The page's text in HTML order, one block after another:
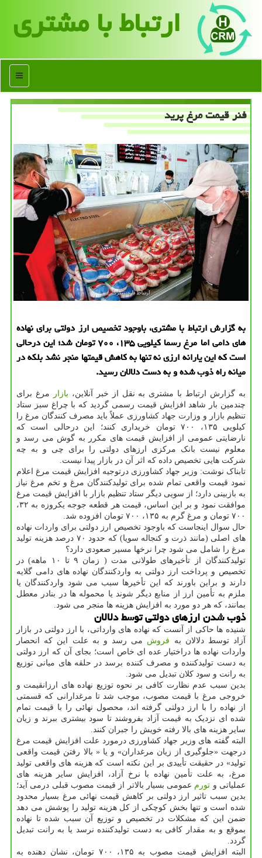
ارتباط با مشتری
منو
فنر قیمت مرغ پرید
به گزارش ارتباط با مشتری، باوجود تخصیص ارز دولتی برای نهاده
های دامی اما مرغ رسما کیلویی ۱۳۵، ۷۰۰ تومان شد؛ این درحالی
است که این یارانه ارزی نه تنها به کاهش قیمتها منجر نشد بلکه در
میانه راه ذوب شده و به دست دلالان رسید.
به گزارش ارتباط با مشتری به نقل از خبر آنلاین، بازار
مرغ برای
چندمین بار شاهد افزایش قیمت رسمی گردید که با چراغ سبز ستاد
تنظیم بازار و وزارت جهاد کشاورزی عملاً باید مصرف کنندگان مرغ را
کیلویی ۱۳۵، ۷۰۰ تومان خریداری کنند؛ این درحالی است که
نارضایتی عمومی از افزایش قیمت های مکرر به گوش می رسد و
معلوم نیست بانک مرکزی ارزهای دولتی را برای چی و به چه
شرکت هایی تخصیص داده که اثر آن در بازار پیدا نیست.
تابناک نوشت: وزیر جهاد کشاورزی درتوجیه افزایش قیمت مرغ اعلام
نمود قیمت واقعی تمام شده برای تولیدکنندگان مرغ و تخم مرغ نیاز
به بازبینی دارد؛ از سویی دیگر ستاد تنظیم بازار با افزایش قیمت مرغ
موافقت نمود و بر این اساس، قیمت هر قطعه جوجه یکروزه به ۳۲،
۷۰۰ تومان و مرغ گرم به ۱۳۵، ۷۰۰ تومان افزوده شد.
حال سوال اینجاست که باوجود تخصیص ارز دولتی برای واردات نهاده
های اصلی (مانند ذرت و کنجاله سویا) که حدود ۷۰ درصد هزینه تولید
مرغ را شامل می شود چرا نرخها مسیر صعودی دارد؟
تولیدکنندگان از تأخیرهای طولانی مدت ( زمان ۹ تا ۱۰ ماهه) در
تخصیص و پرداخت ارز دولتی به واردکنندگان نهاده های دامی گلایه
دارند و براین باورند که این تأخیرها سبب می شود واردکنندگان یا
ملزم به تأمین ارز از منابع دیگر شوند یا محموله ها در بنادر معطل
بمانند، که هر دو مورد به افزایش هزینه ها منجر می شود.
ذوب شدن ارزهای دولتی توسط دلالان
شنیده ها حاکی از آنست که نهاده های وارداتی، با ارز دولتی در بازار
آزاد توسط دلالان به فروش می رسد و به علت این که انحصار
واردات نهاده ها دراختیار عده ای خاص است؛ بجای آن که ارز دولتی
به دست تولیدکننده و مصرف کننده برسد در حلقه های میانی توزیع
به رانت و سود کلان تبدیل می شود.
بدین سبب عدم نظارت کافی بر نحوه توزیع نهاده های ارزانقیمت و
خروجی مرغ با قیمت مصوب، موجب شد تا مرغدارانی که قسمتی
از نهاده را با ارز دولتی گرفته اند، محصول نهائی را با قیمت تمام
شده ای نزدیک به قیمت آزاد بفروشند تا سود بیشتری ببرند و زیان
سایر هزینه های بالا رفته خویش را جبران کنند.
البته گفته های وزیر جهاد کشاورزی درمورد علت افزایش قیمت مرغ
درجهت «جلوگیری از زیان مرغداران» و یا « بالا رفتن قیمت واقعی
تولید» در حقیقت تأییدی بر این نکته است که هزینه های واقعی تولید
مرغ، به علت تأمین نهاده با نرخ آزاد، افزایش سایر هزینه های
عملیاتی و تورم عمومی بسیار بالاتر از قیمت مصوب قبلی درمی آید؛
بدین سبب تاثیر ارز دولتی بر کاهش قیمت نهائی مرغ بسیار محدود
شده است و تنها بخش کوچکی از کل هزینه تولید را پوشش می دهد
ضمن این که مشکلات در تخصیص و توزیع آن سبب شده تا نهاده
بموقع و به مقدار کافی به دست تولیدکننده نرسد یا به رانت تبدیل
گردد.
البته افزایش قیمت مصوب به ۱۳۵، ۷۰۰ تومان، نشان دهنده به